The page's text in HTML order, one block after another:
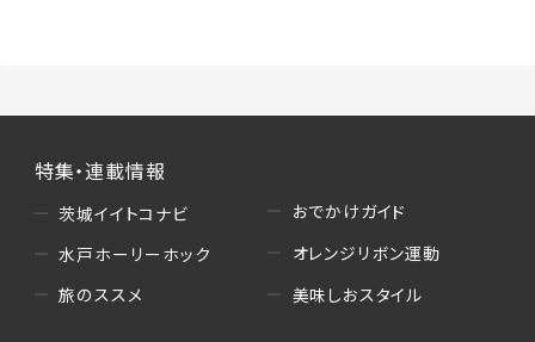
特集・連載情報
茨城イイトコナビ
水戸ホーリーホック
旅のススメ
おでかけガイド
オレンジリボン運動
美味しおスタイル